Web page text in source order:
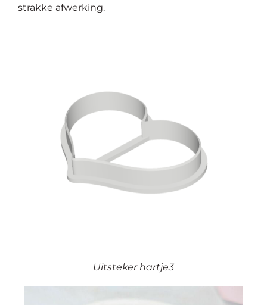
strakke afwerking.
Uitsteker hartje3